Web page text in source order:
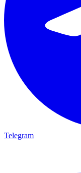
Telegram